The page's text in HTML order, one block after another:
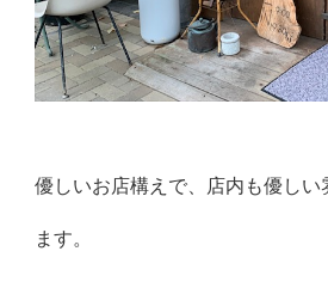
優しいお店構えで、店内も優しい
ます。